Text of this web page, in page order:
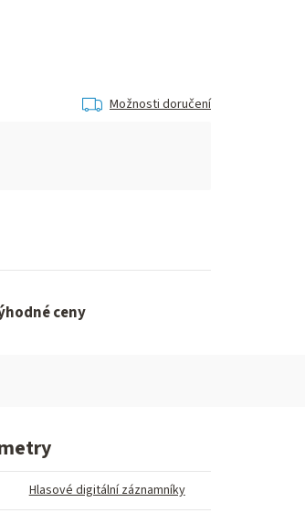
Možnosti doručení
ceny
Hlasové digitální záznamníky